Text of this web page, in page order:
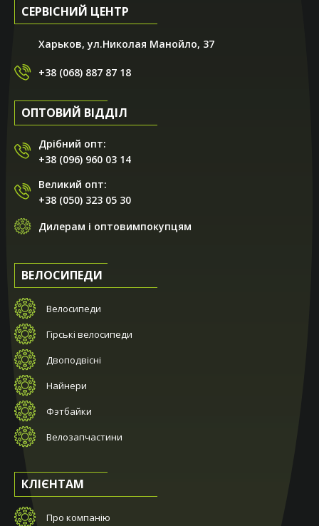
СЕРВІСНИЙ ЦЕНТР
Харьков, ул.Николая Манойло, 37
+38 (068) 887 87 18
ОПТОВИЙ ВІДДІЛ
Дрібний опт:
+38 (096) 960 03 14
Великий опт:
+38 (050) 323 05 30
Дилерам і оптовимпокупцям
ВЕЛОСИПЕДИ
Велосипеди
Гірські велосипеди
Двоподвісні
Найнери
Фэтбайки
Велозапчастини
КЛІЄНТАМ
Про компанію